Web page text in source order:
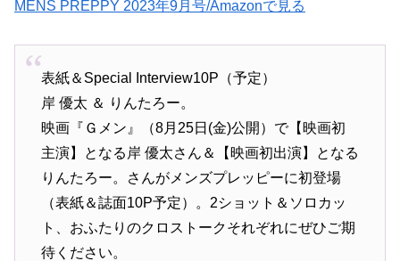
MENS PREPPY 2023年9月号/Amazonで見る
表紙＆Special Interview10P（予定）
岸 優太 ＆ りんたろー。
映画『Ｇメン』（8月25日(金)公開）で【映画初
主演】となる岸 優太さん＆【映画初出演】となる
りんたろー。さんがメンズプレッピーに初登場
（表紙＆誌面10P予定）。2ショット＆ソロカッ
ト、おふたりのクロストークそれぞれにぜひご期
待ください。